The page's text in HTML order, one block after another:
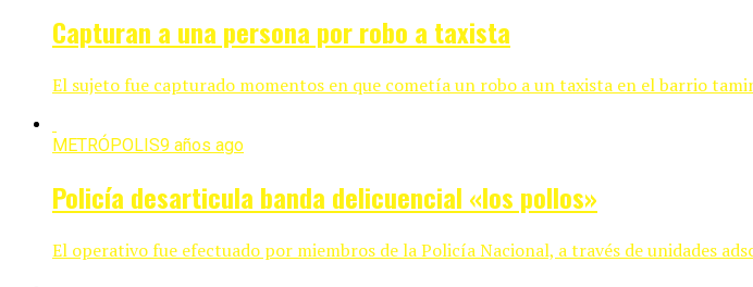
Capturan a una persona por robo a taxista
El sujeto fue capturado momentos en que cometía un robo a un taxista en el barrio
METRÓPOLIS9 años ago
Policía desarticula banda delicuencial «los pollos»
El operativo fue efectuado por miembros de la Policía Nacional, a través de unidades